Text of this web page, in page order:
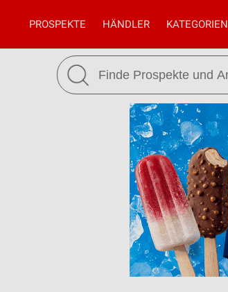
PROSPEKTE HÄNDLER KATEGORIEN